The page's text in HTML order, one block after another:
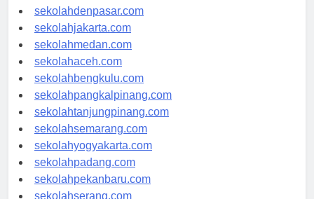
sekolahbandung.com
sekolahdenpasar.com
sekolahjakarta.com
sekolahmedan.com
sekolahaceh.com
sekolahbengkulu.com
sekolahpangkalpinang.com
sekolahtanjungpinang.com
sekolahsemarang.com
sekolahyogyakarta.com
sekolahpadang.com
sekolahpekanbaru.com